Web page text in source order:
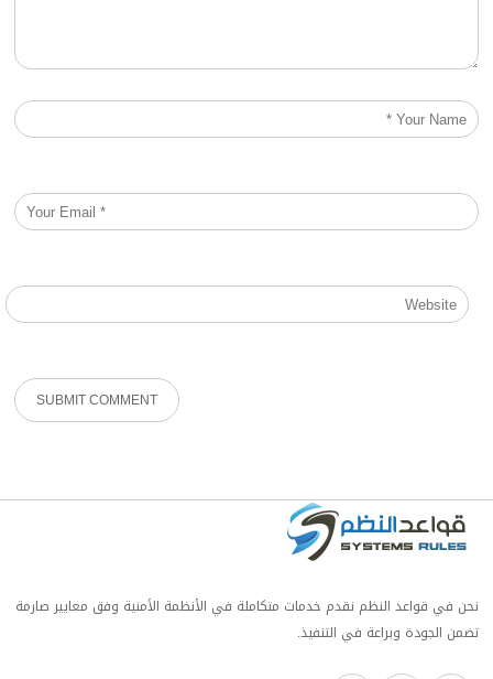
نحن في قواعد النظم نقدم خدمات متكاملة في الأنظمة الأمنية وفق معايير صارمة
تضمن الجودة وبراعة في التنفيذ.